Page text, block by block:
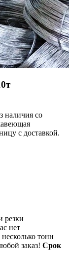
наличия со
с доставкой.
резки
нет
тонн
заказ! Срок